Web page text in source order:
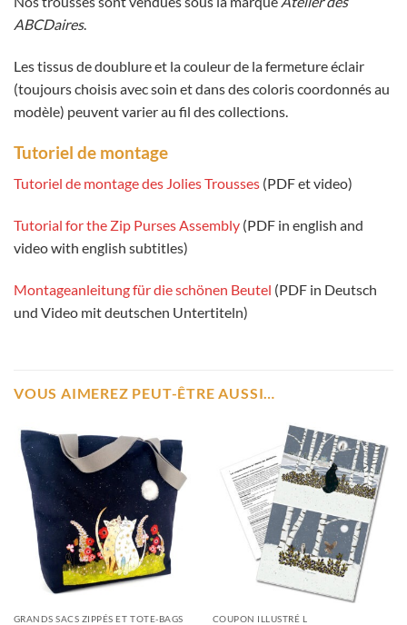
ABCDaires.
Les tissus de doublure et la couleur de la fermeture éclair
(toujours choisis avec soin et dans des coloris coordonnés au
modèle) peuvent varier au fil des collections.
Tutoriel de montage
Tutoriel de montage des Jolies Trousses (PDF et video)
Tutorial for the Zip Purses Assembly (PDF in english and
video with english subtitles)
Montageanleitung für die schönen Beutel (PDF in Deutsch
und Video mit deutschen Untertiteln)
VOUS AIMEREZ PEUT-ÊTRE AUSSI…
GRANDS SACS ZIPPÉS ET TOTE-BAGS COUPON ILLUSTRÉ L